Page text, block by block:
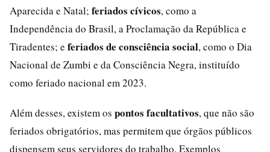
Aparecida e Natal; feriados cívicos, como a
Independência do Brasil, a Proclamação da República e
Tiradentes; e feriados de consciência social, como o Dia
Nacional de Zumbi e da Consciência Negra, instituído
como feriado nacional em 2023.
Além desses, existem os pontos facultativos, que não são
feriados obrigatórios, mas permitem que órgãos públicos
dispensem seus servidores do trabalho. Exemplos